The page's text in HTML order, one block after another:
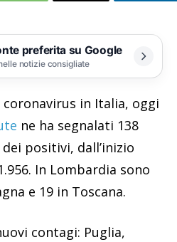
preferita su Google
notizie consigliate
coronavirus in Italia, oggi
ne ha segnalati 138
positivi, dall’inizio
In Lombardia sono
e 19 in Toscana.
contagi: Puglia,